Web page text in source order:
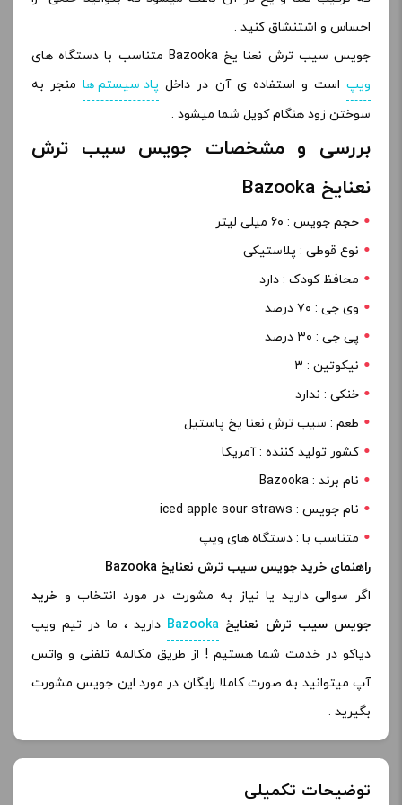
احساس و اشتنشاق کنید .
جویس سیب ترش نعنا یخ Bazooka متناسب با دستگاه های
ویپاست و استفاده ی آن در داخل پاد سیستم هامنجر به
سوختن زود هنگام کویل شما میشود .
بررسی و مشخصات جویس سیب ترش
نعنایخ Bazooka
حجم جویس : ۶۰ میلی لیتر
نوع قوطی : پلاستیکی
محافظ کودک : دارد
وی جی : ۷۰ درصد
پی جی : ۳۰ درصد
نیکوتین : ۳
خنکی : ندارد
طعم : سیب ترش نعنا یخ پاستیل
کشور تولید کننده : آمریکا
نام برند : Bazooka
نام جویس : iced apple sour straws
متناسب با : دستگاه های ویپ
راهنمای خرید جویس سیب ترش نعنایخ Bazooka
اگر سوالی دارید یا نیاز به مشورت در مورد انتخاب و خرید
جویس سیب ترش نعنایخ Bazooka دارید ، ما در تیم ویپ
دیاکو در خدمت شما هستیم ! از طریق مکالمه تلفنی و واتس
آپ میتوانید به صورت کاملا رایگان در مورد این جویس مشورت
بگیرید .
توضیحات تکمیلی